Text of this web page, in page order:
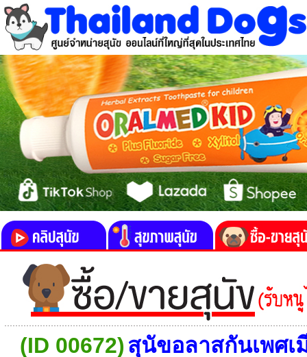
(ID 00672)สุนัขอลาสกันเพศ